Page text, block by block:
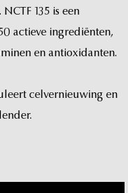
NCTF 135 is een
actieve ingrediënten,
en antioxidanten.
celvernieuwing en